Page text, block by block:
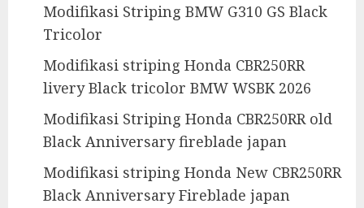
Modifikasi Striping BMW G310 GS Black
Tricolor
Modifikasi striping Honda CBR250RR
livery Black tricolor BMW WSBK 2026
Modifikasi Striping Honda CBR250RR old
Black Anniversary fireblade japan
Modifikasi striping Honda New CBR250RR
Black Anniversary Fireblade japan